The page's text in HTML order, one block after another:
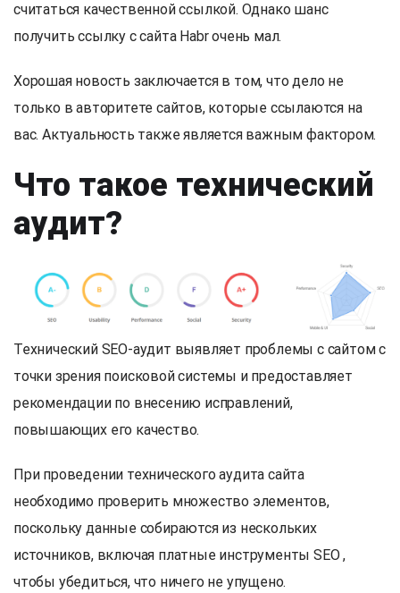
считаться качественной ссылкой. Однако шанс
получить ссылку с сайта Habr очень мал.
Хорошая новость заключается в том, что дело не
только в авторитете сайтов, которые ссылаются на
вас. Актуальность также является важным фактором.
Что такое технический
аудит?
Технический SEO-аудит выявляет проблемы с сайтом с
точки зрения поисковой системы и предоставляет
рекомендации по внесению исправлений,
повышающих его качество.
При проведении технического аудита сайта
необходимо проверить множество элементов,
поскольку данные собираются из нескольких
источников, включая платные инструменты SEO ,
чтобы убедиться, что ничего не упущено.